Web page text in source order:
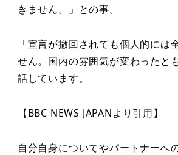
きません。」との事。
「宣言が撤回されても個人的には
せん。国内の雰囲気が変わったと
話しています。
【BBC NEWS JAPANより引用】
自分自身についてやパートナーへ